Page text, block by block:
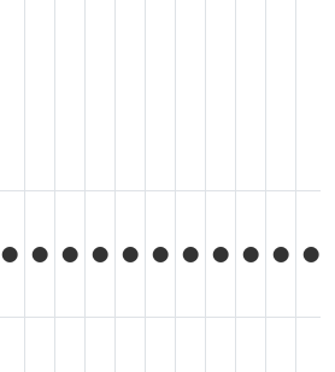
● ● ● ● ● ● ● ● ● ● ●